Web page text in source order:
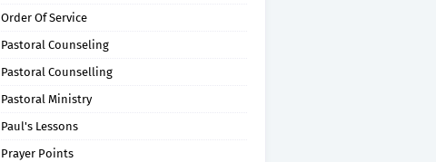
Order Of Service
Pastoral Counseling
Pastoral Counselling
Pastoral Ministry
Paul's Lessons
Prayer Points